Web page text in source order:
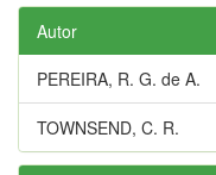
Autor
PEREIRA, R. G. de A.
TOWNSEND, C. R.